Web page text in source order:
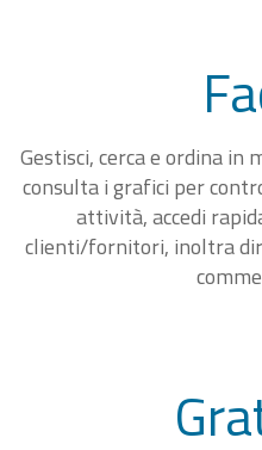
Gestisci, cerca e ordina in
consulta i grafici per
attività, accedi
clienti/fornitori, inoltra